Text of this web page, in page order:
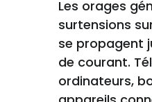
Les orages
surtensions
se propagent
de courant.
ordinateurs,